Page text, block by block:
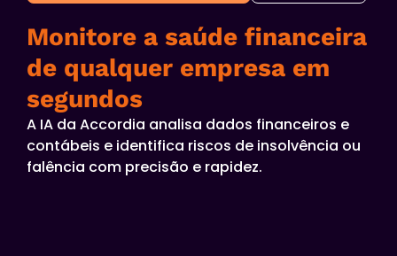
Monitore a saúde financeira
de qualquer empresa em
segundos
A IA da Accordia analisa dados financeiros e
contábeis e identifica riscos de insolvência ou
falência com precisão e rapidez.